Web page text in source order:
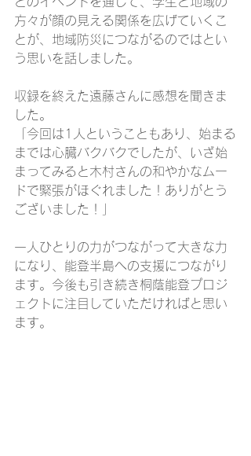
方々が顔の見える関係を広げていくこ
とが、地域防災につながるのではとい
う思いを話しました。
収録を終えた遠藤さんに感想を聞きま
した。
「今回は1人ということもあり、始まる
までは心臓バクバクでしたが、いざ始
まってみると木村さんの和やかなムー
ドで緊張がほぐれました！ありがとう
ございました！」
一人ひとりの力がつながって大きな力
になり、能登半島への支援につながり
ます。今後も引き続き桐蔭能登プロジ
ェクトに注目していただければと思い
ます。